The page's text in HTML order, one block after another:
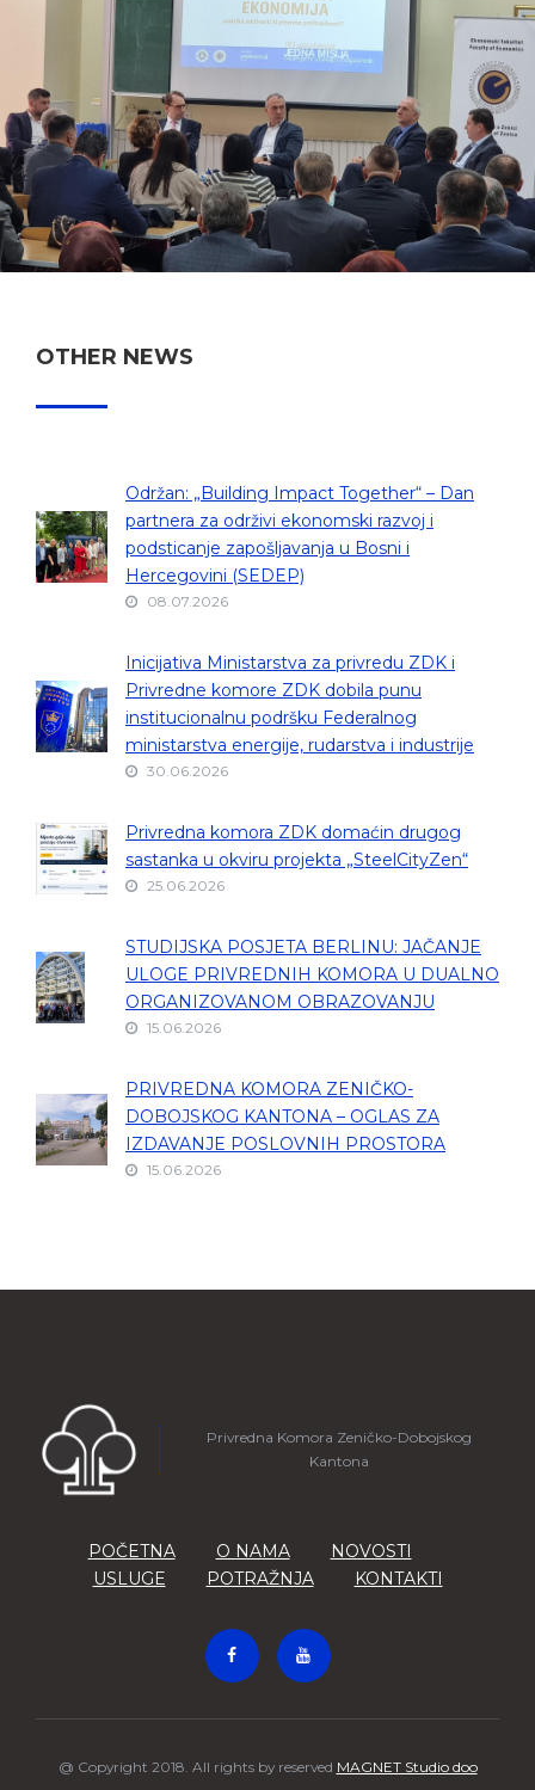
OTHER NEWS
Održan: „Building Impact Together“ – Dan
partnera za održivi ekonomski razvoj i
podsticanje zapošljavanja u Bosni i
Hercegovini (SEDEP)
08.07.2026
Inicijativa Ministarstva za privredu ZDK i
Privredne komore ZDK dobila punu
institucionalnu podršku Federalnog
ministarstva energije, rudarstva i industrije
30.06.2026
Privredna komora ZDK domaćin drugog
sastanka u okviru projekta „SteelCityZen“
25.06.2026
STUDIJSKA POSJETA BERLINU: JAČANJE
ULOGE PRIVREDNIH KOMORA U DUALNO
ORGANIZOVANOM OBRAZOVANJU
15.06.2026
PRIVREDNA KOMORA ZENIČKO-
DOBOJSKOG KANTONA – OGLAS ZA
IZDAVANJE POSLOVNIH PROSTORA
15.06.2026
Privredna Komora Zeničko-Dobojskog
Kantona
POČETNA O NAMA
NOVOSTI
USLUGE
POTRAŽNJA KONTAKTI
@ Copyright 2018. All rights by reserved MAGNET Studio doo